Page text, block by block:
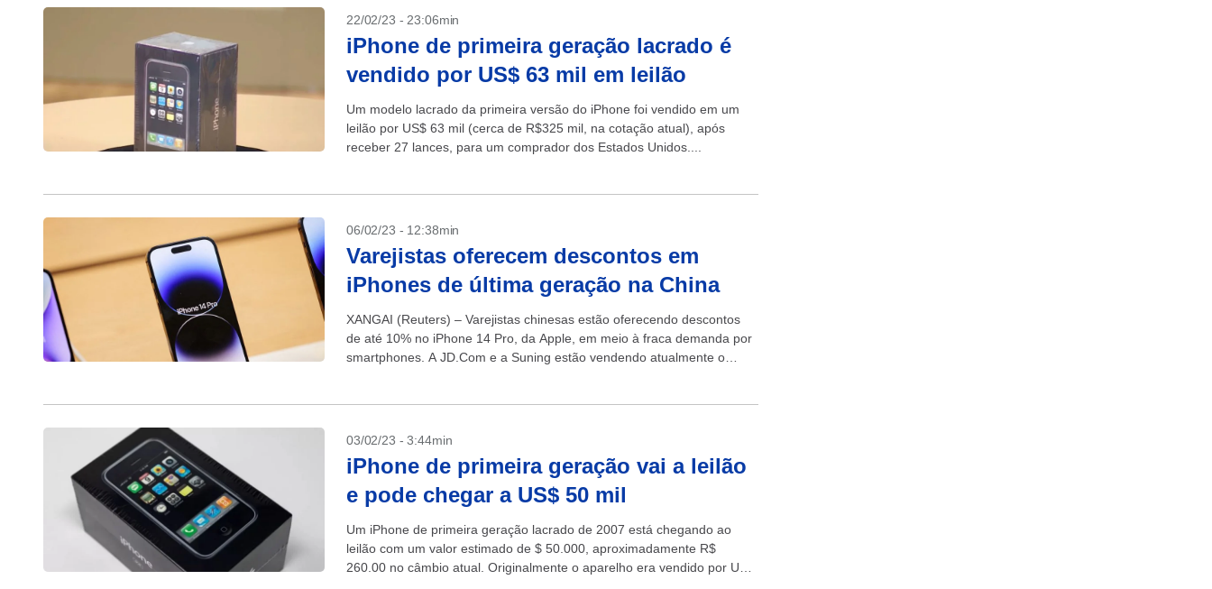
22/02/23 - 23:06min
iPhone de primeira geração lacrado é
vendido por US$ 63 mil em leilão
Um modelo lacrado da primeira versão do iPhone foi vendido em um
leilão por US$ 63 mil (cerca de R$325 mil, na cotação atual), após
receber 27 lances, para um comprador dos Estados Unidos....
06/02/23 - 12:38min
Varejistas oferecem descontos em
iPhones de última geração na China
XANGAI (Reuters) – Varejistas chinesas estão oferecendo descontos
de até 10% no iPhone 14 Pro, da Apple, em meio à fraca demanda por
smartphones. A JD.Com e a Suning estão vendendo atualmente o
03/02/23 - 3:44min
iPhone de primeira geração vai a leilão
e pode chegar a US$ 50 mil
Um iPhone de primeira geração lacrado de 2007 está chegando ao
leilão com um valor estimado de $ 50.000, aproximadamente R$
260.00 no câmbio atual. Originalmente o aparelho era vendido por US$